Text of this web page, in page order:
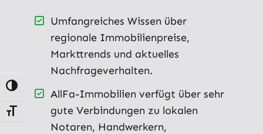
Umschalten auf hohe Kontraste
Schrift vergrößern
Umfangreiches Wissen über
regionale Immobilienpreise,
Markttrends und aktuelles
Nachfrageverhalten.
AllFa-Immobilien verfügt über sehr
gute Verbindungen zu lokalen
Notaren, Handwerkern,